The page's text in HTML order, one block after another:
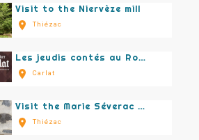
Visit to the Niervèze mill
Thiézac
Les jeudis contés au Rocher de Carlat
Carlat
Visit the Marie Séverac maturing cellars
Thiézac